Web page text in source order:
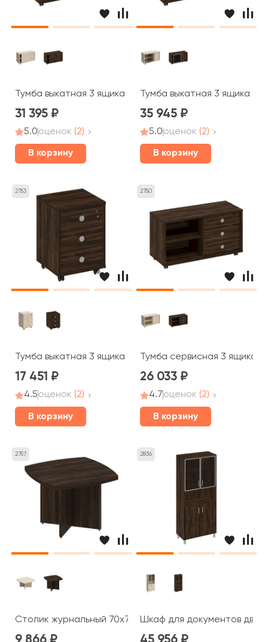
Тумба выкатная 3 ящика без замка дверь купе
31 395
5.0оценок (2)
В корзину
Тумба выкатная 3 ящика
35 945
5.0оценок (2)
В корзину
2753
Тумба выкатная 3 ящика с центральным замком
17 451
4.5оценок (2)
В корзину
2750
Тумба сервисная 3 ящика
26 033
4.7оценок (2)
В корзину
2757
Столик журнальный 70x70x50 Борн
2836
Шкаф для документов